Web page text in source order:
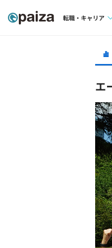
転職・キャリア
転職成功ガイド
転職エージェ
エ